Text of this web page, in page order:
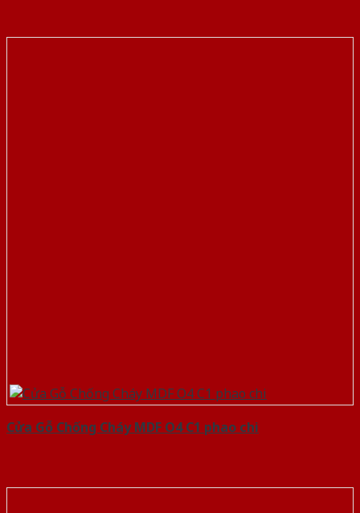
Cửa Gỗ Chống Cháy MDF O4 C1 phao chi